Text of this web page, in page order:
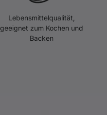
Lebensmittelqualität,
geeignet zum Kochen und
Backen